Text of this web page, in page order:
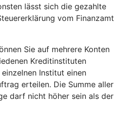
lässt sich die gezahlte
vom Finanzamt
Sie auf mehrere Konten
Kreditinstituten
Institut einen
erteilen. Die Summe aller
darf nicht höher sein als der